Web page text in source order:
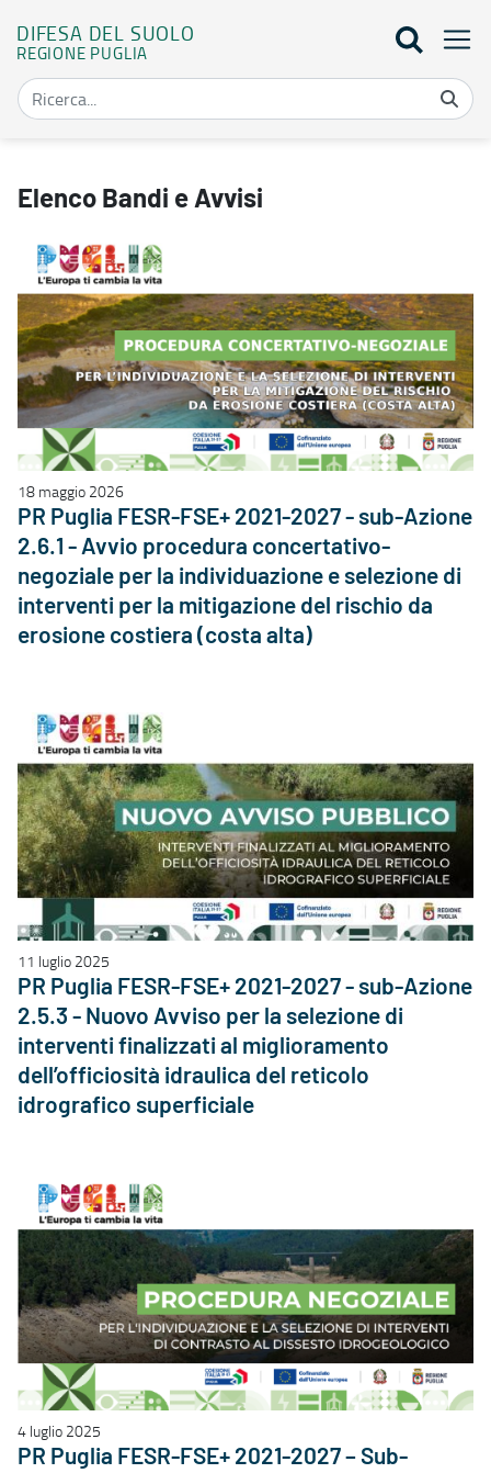
DIFESA DEL SUOLO
REGIONE PUGLIA
Elenco Bandi e Avvisi
18 maggio 2026
PR Puglia FESR-FSE+ 2021-2027 - sub-Azione
2.6.1 - Avvio procedura concertativo-
negoziale per la individuazione e selezione di
interventi per la mitigazione del rischio da
erosione costiera (costa alta)
11 luglio 2025
PR Puglia FESR-FSE+ 2021-2027 - sub-Azione
2.5.3 - Nuovo Avviso per la selezione di
interventi finalizzati al miglioramento
dell’officiosità idraulica del reticolo
idrografico superficiale
4 luglio 2025
PR Puglia FESR-FSE+ 2021-2027 – Sub-